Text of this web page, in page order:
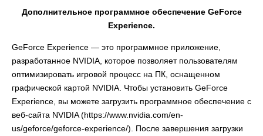
Дополнительное программное обеспечение GeForce
Experience.
GeForce Experience — это программное приложение,
разработанное NVIDIA, которое позволяет пользователям
оптимизировать игровой процесс на ПК, оснащенном
графической картой NVIDIA. Чтобы установить GeForce
Experience, вы можете загрузить программное обеспечение с
веб-сайта NVIDIA (https://www.nvidia.com/en-
us/geforce/geforce-experience/). После завершения загрузки